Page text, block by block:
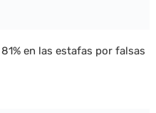
en las estafas por falsas